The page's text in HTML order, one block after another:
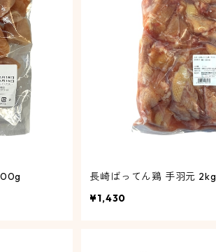
長崎ばってん鶏 手羽元 2kg
¥1,430